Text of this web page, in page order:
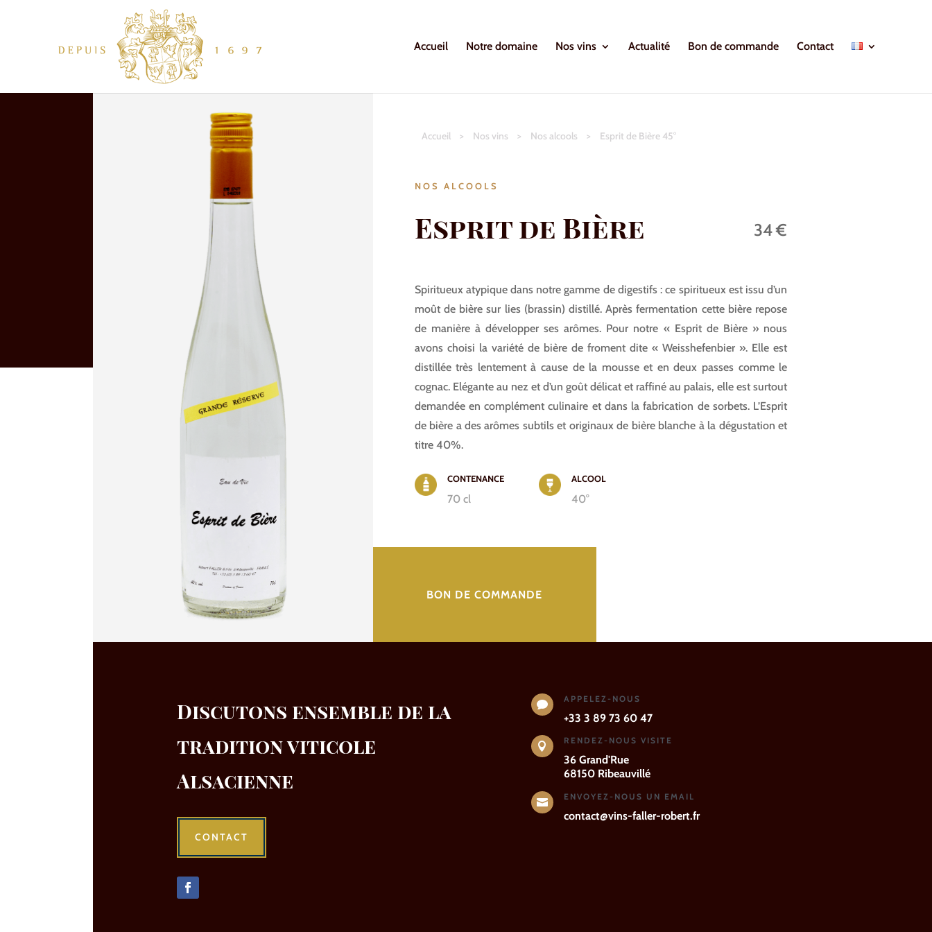
Accueil Notre domaine Nos vins Actualité Bon de commande Contact
Accueil > Nos vins > Nos alcools > Esprit de Bière 45°
NOS ALCOOLS
Esprit de Bière 34 €
Spiritueux atypique dans notre gamme de digestifs : ce spiritueux est issu d’un
moût de bière sur lies (brassin) distillé. Après fermentation cette bière repose
de manière à développer ses arômes. Pour notre « Esprit de Bière » nous
avons choisi la variété de bière de froment dite « Weisshefenbier ». Elle est
distillée très lentement à cause de la mousse et en deux passes comme le
cognac. Elégante au nez et d’un goût délicat et raffiné au palais, elle est surtout
demandée en complément culinaire et dans la fabrication de sorbets. L’Esprit
de bière a des arômes subtils et originaux de bière blanche à la dégustation et
titre 40%.
CONTENANCE
70 cl
ALCOOL
40°
BON DE COMMANDE
Discutons ensemble de la
tradition viticole
Alsacienne
CONTACT

APPELEZ-NOUS
+33 3 89 73 60 47

RENDEZ-NOUS VISITE
36 Grand'Rue
68150 Ribeauvillé

ENVOYEZ-NOUS UN EMAIL
contact@vins-faller-robert.fr